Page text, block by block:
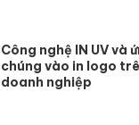
Công nghệ IN UV và
chúng vào in logo
doanh nghiệp